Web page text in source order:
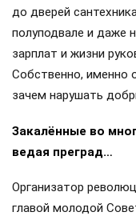
до дверей
полуподвале и даже
зарплат и жизни
Собственно, именно
зачем нарушать
Закалённые во
ведая преград…
Организатор
главой молодой